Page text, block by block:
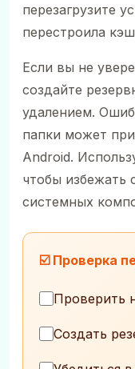
перезагрузите
перестроила
Если вы не
создайте
удалением.
папки может
Android.
чтобы избежать
системных
☑️ Проверка
Проверить
Создать